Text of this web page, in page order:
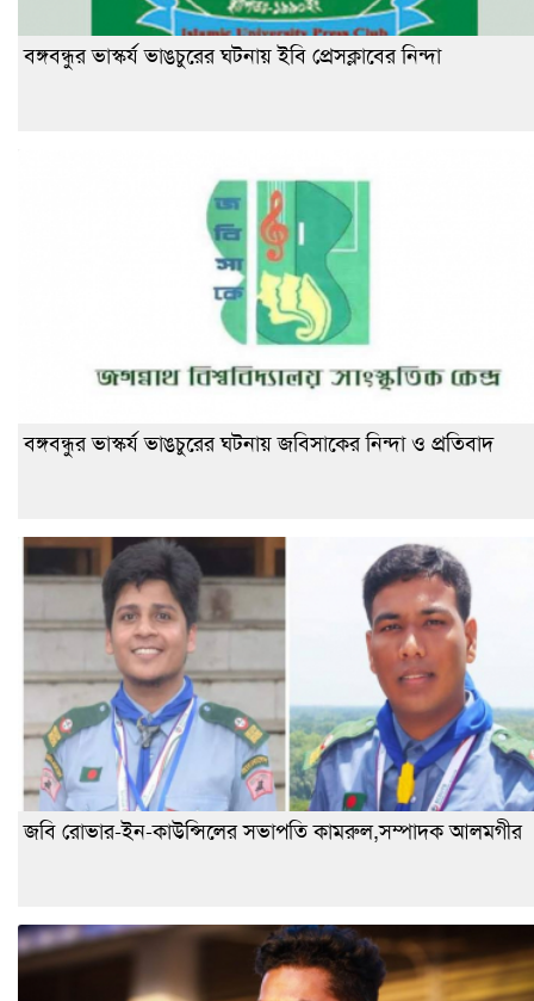
বঙ্গবন্ধুর ভাস্কর্য ভাঙচুরের ঘটনায় ইবি প্রেসক্লাবের নিন্দা
বঙ্গবন্ধুর ভাস্কর্য ভাঙচুরের ঘটনায় জবিসাকের নিন্দা ও প্রতিবাদ
জবি রোভার-ইন-কাউন্সিলের সভাপতি কামরুল,সম্পাদক আলমগীর